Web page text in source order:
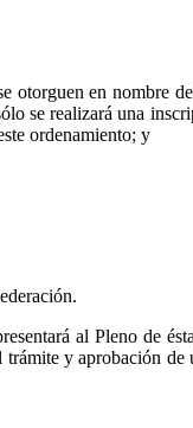
otorguen en nombre
se realizará una
ordenamiento; y
al Pleno de
y aprobación